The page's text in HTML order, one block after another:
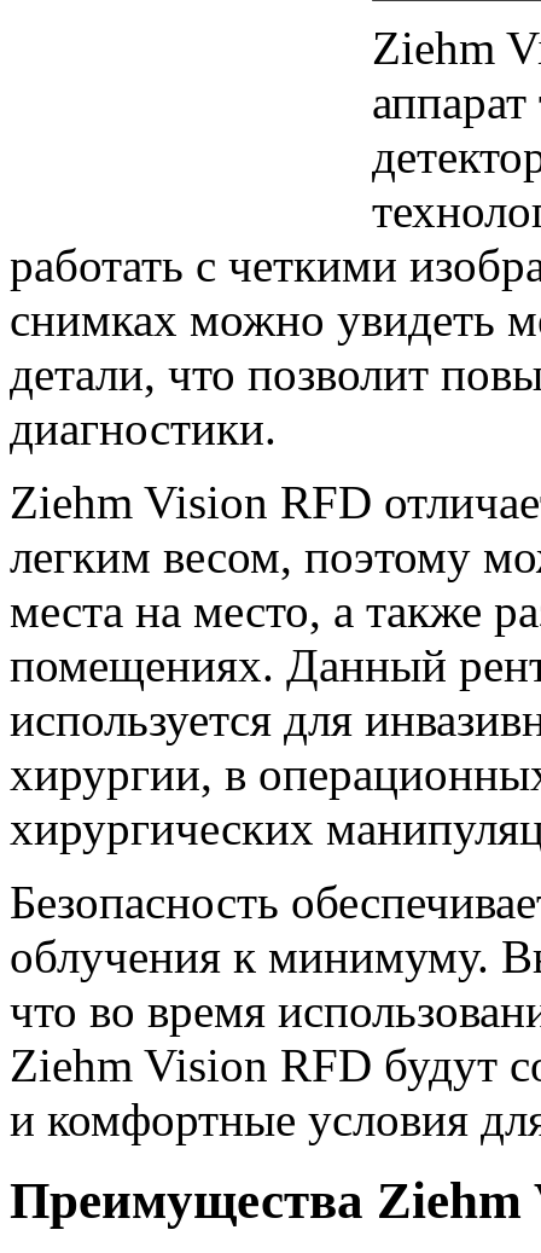
Ziehm
работать с четкими
снимках можно увидеть
детали, что позволит
диагностики.
Ziehm Vision RFD
легким весом, поэтому
места на место, а также
помещениях. Данный
используется для
хирургии, в
хирургических
Безопасность
облучения к минимуму.
что во время
Ziehm Vision RFD будут
и комфортные условия
Преимущества Ziehm